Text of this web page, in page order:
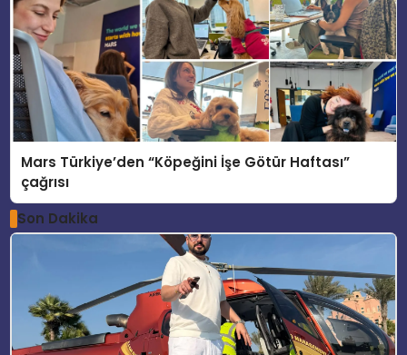
Mars Türkiye’den “Köpeğini İşe Götür Haftası”
çağrısı
Son Dakika